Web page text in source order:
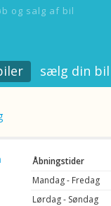
og salg af bil
sælg din bil
Åbningstider
Mandag - Fredag
Lørdag - Søndag